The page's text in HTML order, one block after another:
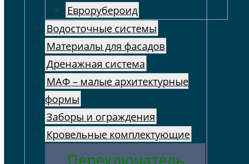
Еврорубероид
Водосточные системы
Материалы для фасадов
Дренажная система
МАФ – малые архитектурные
формы
Заборы и ограждения
Кровельные комплектующие
Переключатель